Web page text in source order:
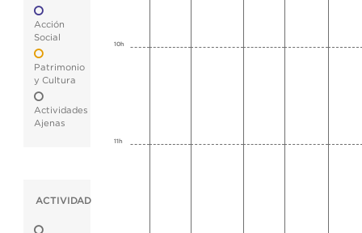
Acción
Social
Patrimonio
y Cultura
Actividades
Ajenas
ACTIVIDAD
10h
11h